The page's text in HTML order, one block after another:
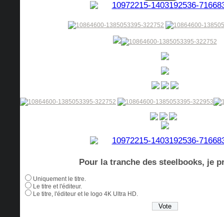
Pour la tranche des steelbooks, je
Uniquement le titre.
Le titre et l'éditeur.
Le titre, l'éditeur et le logo 4K Ultra HD.